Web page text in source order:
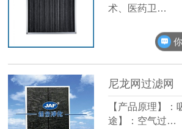
术、医药卫…
尼龙网过滤网
【产品原理】
途】：空气过…